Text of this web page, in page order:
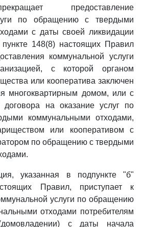
предоставление
по обращению с твердыми
с даты своей ликвидации
148(8) настоящих Правил
коммунальной услуги
с которой органом
или кооператива заключен
многоквартирным домом, или с
договора на оказание услуг по
коммунальными отходами,
или кооперативом с
по обращению с твердыми
указанная в подпункте "б"
Правил, приступает к
услуги по обращению
отходами потребителям
с даты начала